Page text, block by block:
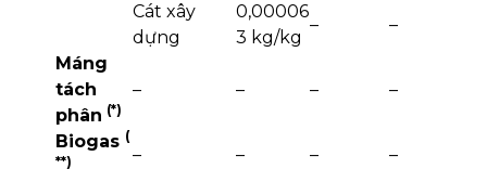
Cát xây
dựng
0,00006
3 kg/kg
– –
Máng
tách
phân (*)
– – – –
Biogas (
**) – – –
–